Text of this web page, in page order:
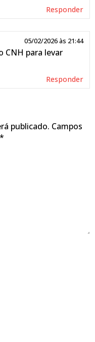
Responder
05/02/2026 às 21:44
CNH para levar
Responder
publicado. Campos
*